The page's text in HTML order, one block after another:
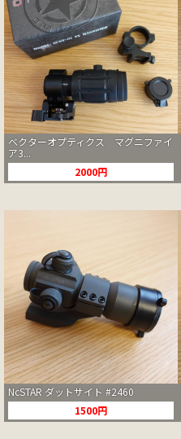
ベクターオプティクス マグニファイ
ア3...
2000円
NcSTAR ダットサイト #2460
1500円